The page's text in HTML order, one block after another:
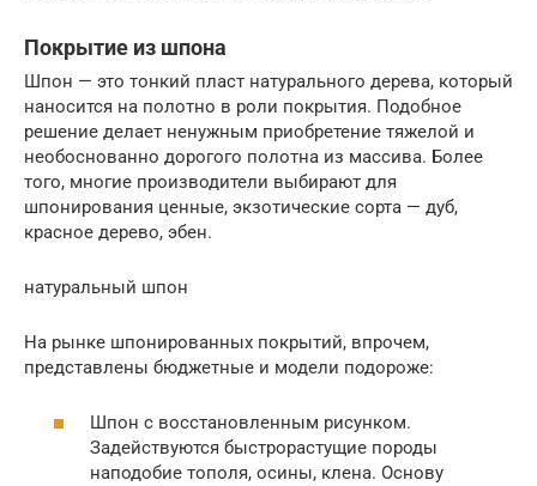
Покрытие из шпона
Шпон — это тонкий пласт натурального дерева, который
наносится на полотно в роли покрытия. Подобное
решение делает ненужным приобретение тяжелой и
необоснованно дорогого полотна из массива. Более
того, многие производители выбирают для
шпонирования ценные, экзотические сорта — дуб,
красное дерево, эбен.
натуральный шпон
На рынке шпонированных покрытий, впрочем,
представлены бюджетные и модели подороже:
Шпон с восстановленным рисунком.
Задействуются быстрорастущие породы
наподобие тополя, осины, клена. Основу